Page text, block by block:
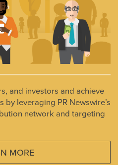
and investors and achieve
leveraging PR Newswire’s
network and targeting
MORE